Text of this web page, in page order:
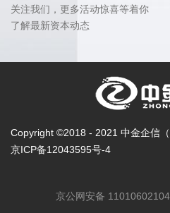
关注我们，更多活动惊喜等着你
了解最新资本动态
Copyright ©2018 - 2021 中金企信
京ICP备12043595号-4
京公网安备